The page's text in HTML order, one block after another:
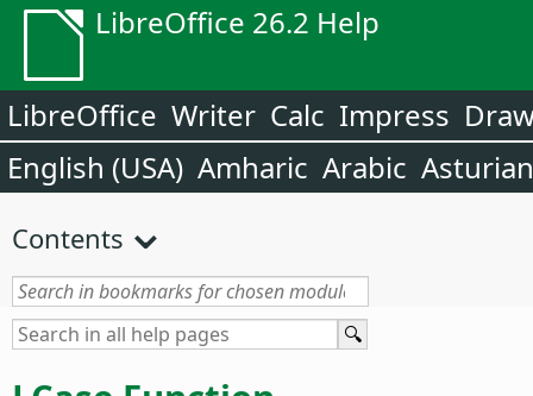
LibreOffice 26.2 Help
LibreOffice Writer Calc Impress
English (USA) Amharic Arabic Asturian
Contents